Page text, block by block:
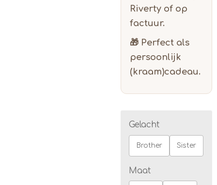
Riverty of op
factuur.
🎁 Perfect als
persoonlijk
(kraam)cadeau.
Gelacht
Brother Sister
Maat